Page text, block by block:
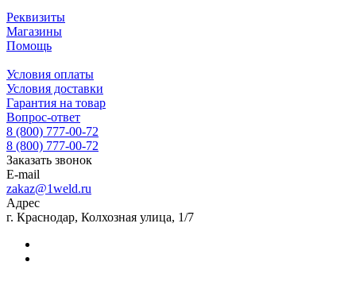
Реквизиты
Магазины
Помощь
Условия оплаты
Условия доставки
Гарантия на товар
Вопрос-ответ
8 (800) 777-00-72
8 (800) 777-00-72
Заказать звонок
E-mail
zakaz@1weld.ru
Адрес
г. Краснодар, Колхозная улица, 1/7